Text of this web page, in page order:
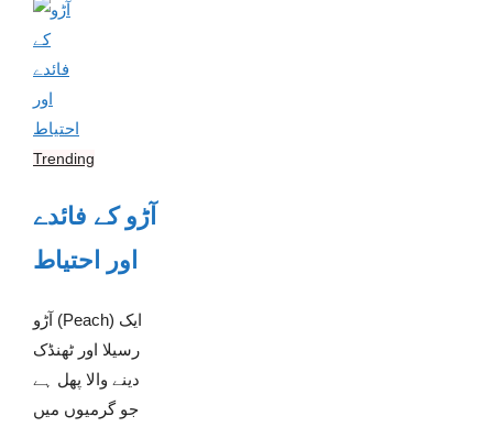
Trending
آڑو کے فائدے
اور احتیاط
آڑو (Peach) ایک
رسیلا اور ٹھنڈک
دینے والا پھل ہے
جو گرمیوں میں